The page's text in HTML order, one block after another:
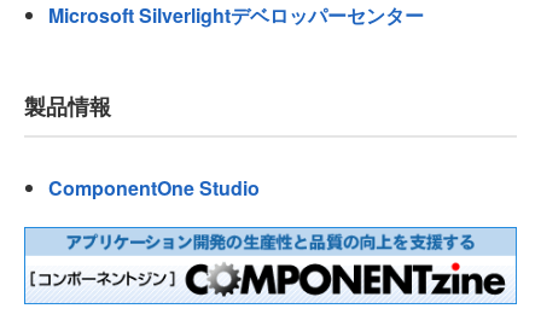
Microsoft Silverlightデベロッパーセンター
製品情報
ComponentOne Studio